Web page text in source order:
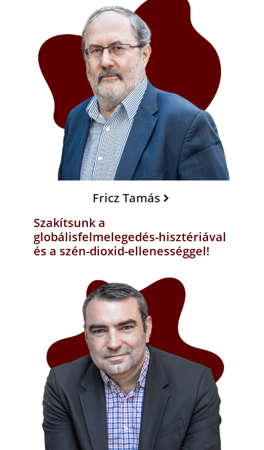
Fricz Tamás
Szakítsunk a
globálisfelmelegedés-hisztériával
és a szén-dioxid-ellenességgel!